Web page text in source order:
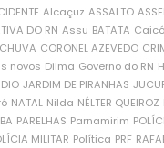
Alcaçuz ASSALTO
DO RN Assu BATATA Caicó
CORONEL AZEVEDO
novos Dilma Governo do RN
JARDIM DE PIRANHAS
NATAL Nilda NÉLTER QUEIROZ
PARELHAS Parnamirim
MILITAR Política PRF